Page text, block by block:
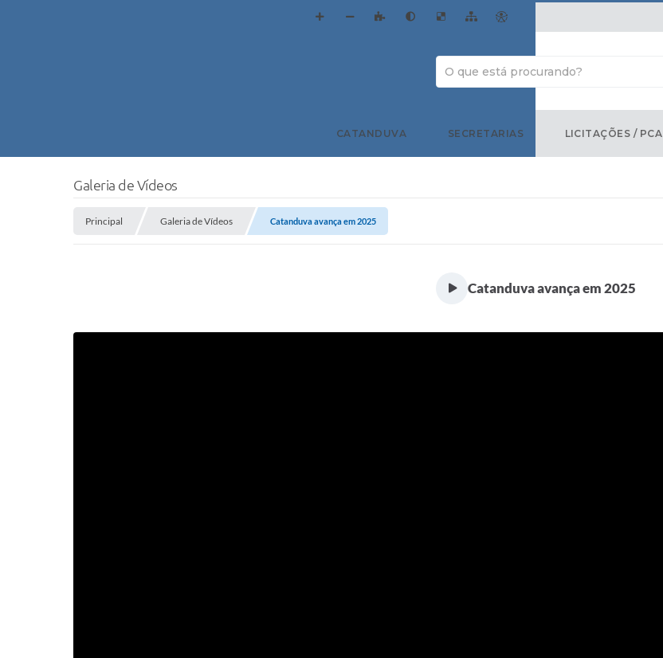
CATANDUVA SECRETARIAS LICITAÇÕES / PCA
Galeria de Vídeos
Principal Galeria de Vídeos Catanduva avança em 2025
Catanduva avança em 2025